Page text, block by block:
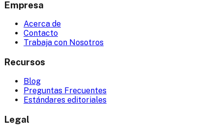
Empresa
Acerca de
Contacto
Trabaja con Nosotros
Recursos
Blog
Preguntas Frecuentes
Estándares editoriales
Legal